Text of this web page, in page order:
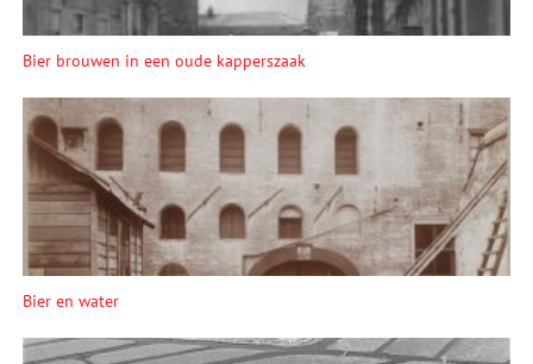
Bier brouwen in een oude kapperszaak
Bier en water